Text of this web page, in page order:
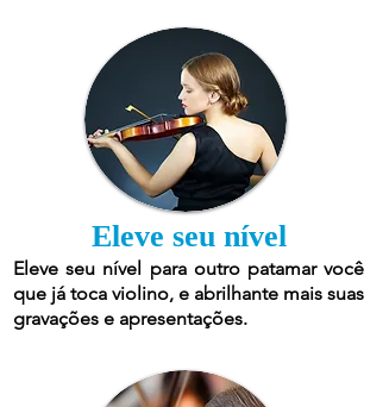
Eleve seu nível
Eleve seu nível para outro patamar você
que já toca violino, e abrilhante mais suas
gravações e apresentações.